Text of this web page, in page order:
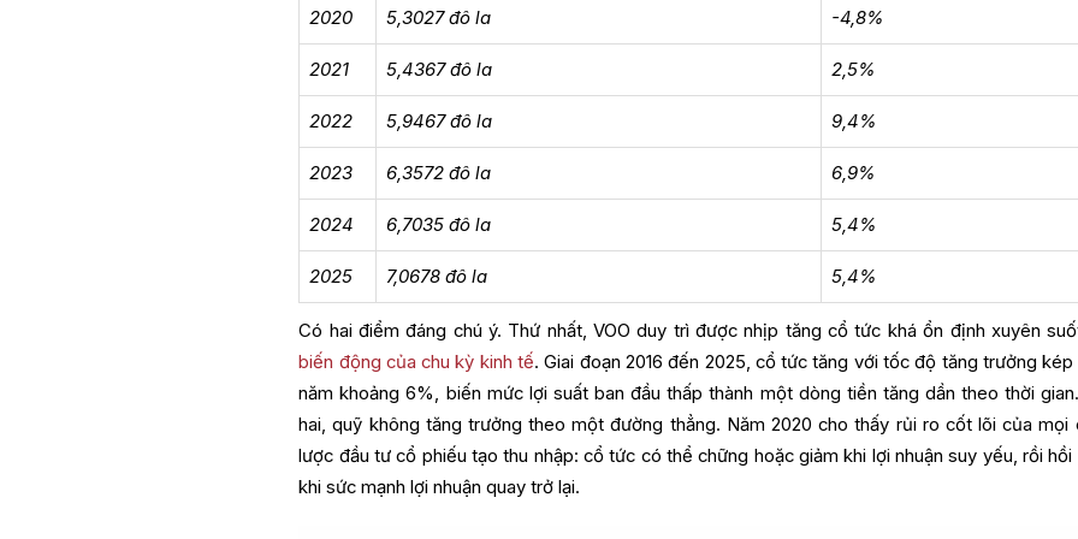
2020 5,3027 đô la -4,8%
2021 5,4367 đô la 2,5%
2022 5,9467 đô la 9,4%
2023 6,3572 đô la 6,9%
2024 6,7035 đô la 5,4%
2025 7,0678 đô la 5,4%
Có hai điểm đáng chú ý. Thứ nhất, VOO duy trì được nhịp tăng cổ tức khá ổn định xuyên
biến động của chu kỳ kinh tế. Giai đoạn 2016 đến 2025, cổ tức tăng với tốc độ tăng trưởng kép
năm khoảng 6%, biến mức lợi suất ban đầu thấp thành một dòng tiền tăng dần theo thời
hai, quỹ không tăng trưởng theo một đường thẳng. Năm 2020 cho thấy rủi ro cốt lõi của mọi
lược đầu tư cổ phiếu tạo thu nhập: cổ tức có thể chững hoặc giảm khi lợi nhuận suy yếu, rồi hồi
khi sức mạnh lợi nhuận quay trở lại.